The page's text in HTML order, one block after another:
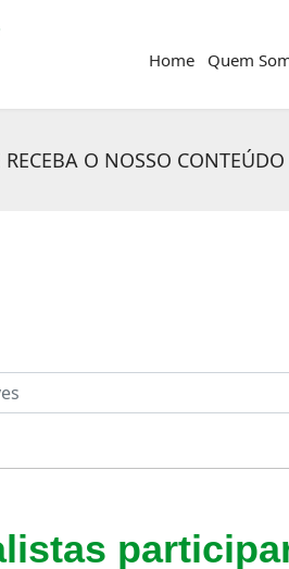
Home Quem
RECEBA O NOSSO CONTEÚDO